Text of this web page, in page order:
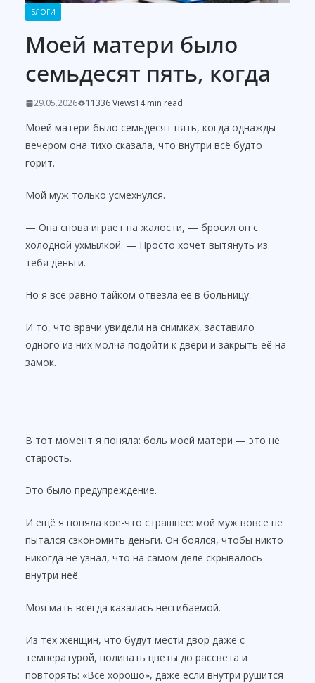
БЛОГИ
Моей матери было
семьдесят пять, когда
29.05.2026 11336 Views14 min read
Моей матери было семьдесят пять, когда однажды
вечером она тихо сказала, что внутри всё будто
горит.
Мой муж только усмехнулся.
— Она снова играет на жалости, — бросил он с
холодной ухмылкой. — Просто хочет вытянуть из
тебя деньги.
Но я всё равно тайком отвезла её в больницу.
И то, что врачи увидели на снимках, заставило
одного из них молча подойти к двери и закрыть её на
замок.
В тот момент я поняла: боль моей матери — это не
старость.
Это было предупреждение.
И ещё я поняла кое-что страшнее: мой муж вовсе не
пытался сэкономить деньги. Он боялся, чтобы никто
никогда не узнал, что на самом деле скрывалось
внутри неё.
Моя мать всегда казалась несгибаемой.
Из тех женщин, что будут мести двор даже с
температурой, поливать цветы до рассвета и
повторять: «Всё хорошо», даже если внутри рушится